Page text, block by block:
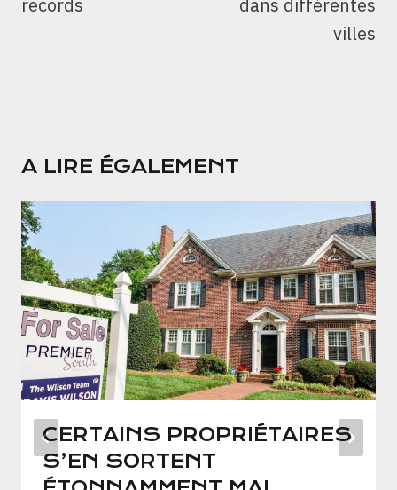
records
dans différentes
villes
A LIRE ÉGALEMENT
CERTAINS PROPRIÉTAIRES
S’EN SORTENT